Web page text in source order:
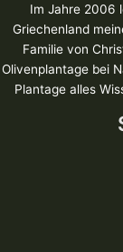
Im Jahre 2006
Griechenland
Familie von
Olivenplantage bei
Plantage alles